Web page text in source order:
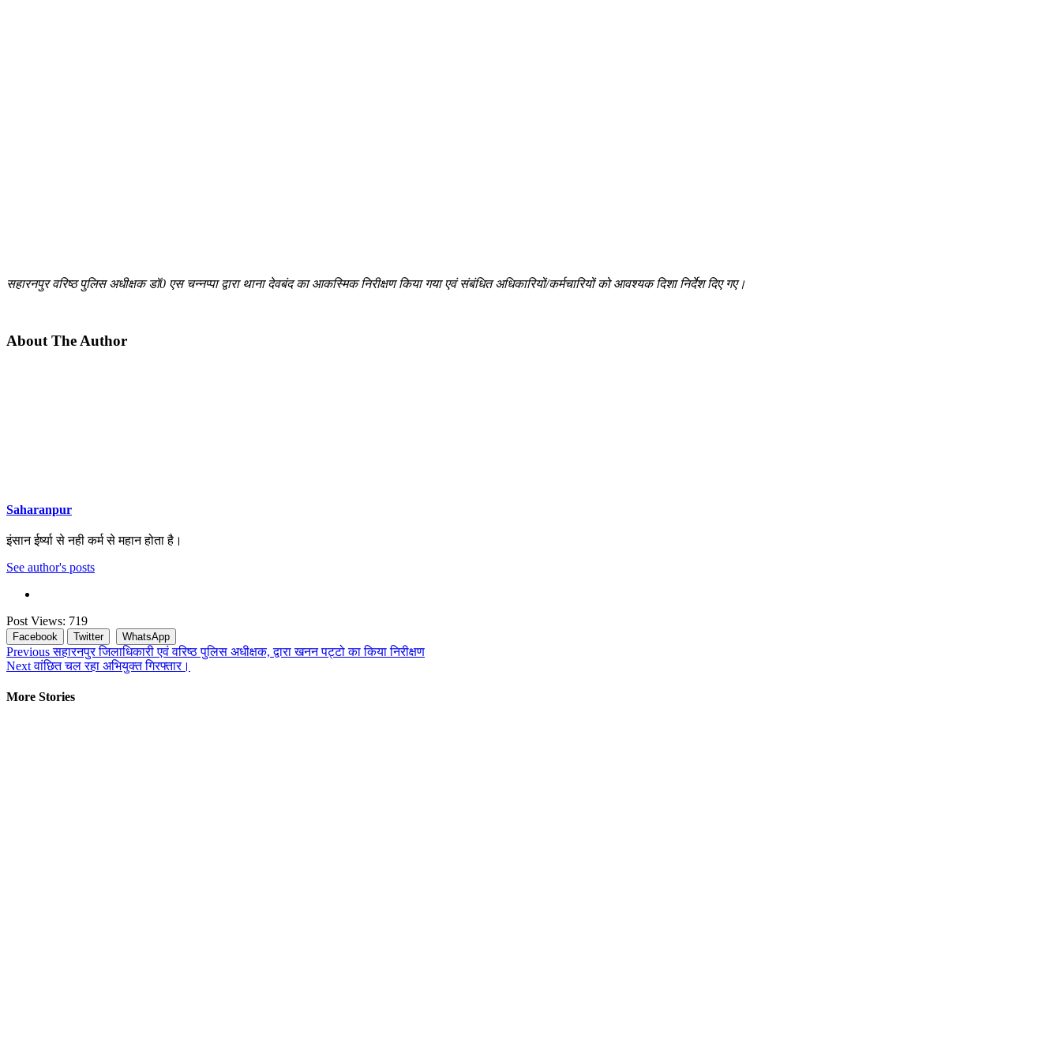
सहारनपुर वरिष्ठ पुलिस अधीक्षक डॉ0 एस चन्नप्पा द्वारा थाना देवबंद का आकस्मिक निरीक्षण किया गया एवं संबंधित अधिकारियों/कर्मचारियों को आवश्यक दिशा निर्देश दिए गए।
About The Author
Saharanpur
इंसान ईर्ष्या से नही कर्म से महान होता है।
See author's posts
Post Views: 719
Facebook Twitter WhatsApp
Continue
Reading
Previousसहारनपुर जिलाधिकारी एवं वरिष्ठ पुलिस अधीक्षक, द्वारा खनन पट्टो का किया निरीक्षण
Nextवांछित चल रहा अभियुक्त गिरफ्तार।
More Stories